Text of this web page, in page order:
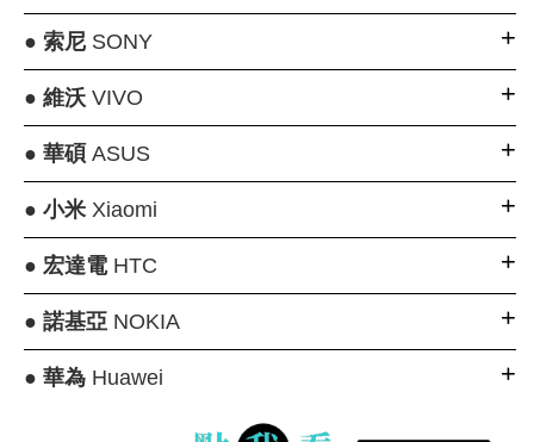
● 索尼SONY
● 維沃VIVO
● 華碩 ASUS
● 小米Xiaomi
● 宏達電HTC
● 諾基亞NOKIA
● 華為Huawei